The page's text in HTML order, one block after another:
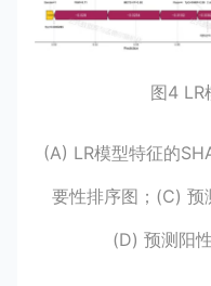
图4 LR
(A) LR模型特征的
要性排序图；(C) 预
(D) 预测阳